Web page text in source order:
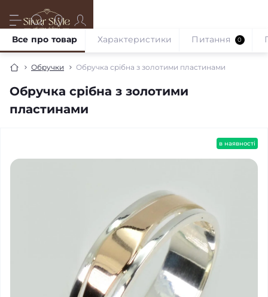
Обручки Обручка срібна з золотими пластинами
Обручка срібна з золотими
пластинами
Все про товар Характеристики Питання 0
в наявності